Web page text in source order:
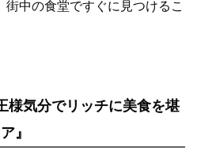
中の食堂ですぐに見つけるこ
気分でリッチに美食を堪
』